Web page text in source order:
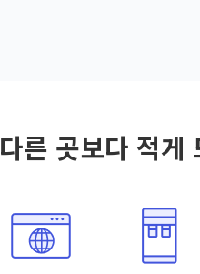
다른 곳보다 적게